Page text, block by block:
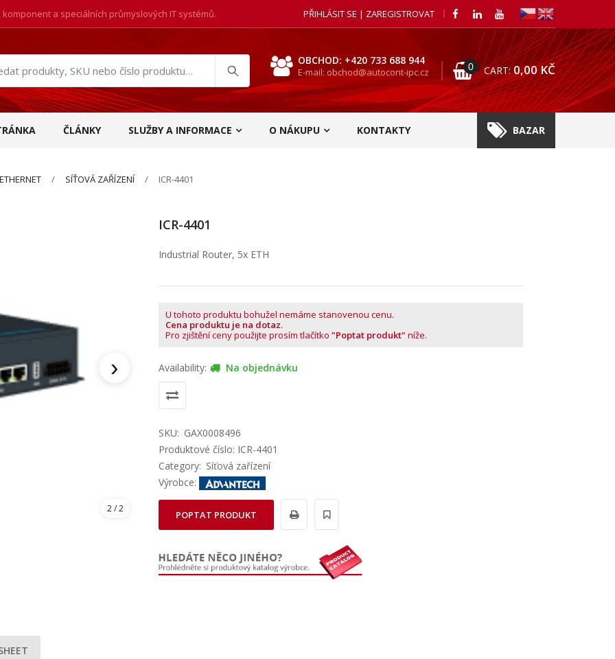
a speciálních průmyslových IT systémů. PŘIHLÁSIT SE | ZAREGISTROVAT
OBCHOD: +420 733 688 944
E-mail: obchod@autocont-ipc.cz 0 CART: 0,00KČ
ČLÁNKY SLUŽBY A INFORMACE O NÁKUPU KONTAKTY BAZAR
SÍŤOVÁ ZAŘÍZENÍ ICR-4401
›
2/ 2
ICR-4401
Industrial Router, 5x ETH
U tohoto produktu bohužel nemáme stanovenou cenu.
Cena produktu je na dotaz.
Pro zjištění ceny použijte prosím tlačítko "Poptat produkt" níže.
Availability: Na objednávku
SKU: GAX0008496
Produktové číslo: ICR-4401
Category: Síťová zařízení
Výrobce:
POPTAT PRODUKT